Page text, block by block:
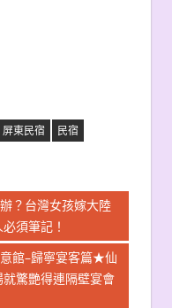
屏東民宿
民宿
？台灣女孩嫁大陸
須筆記！
館–歸寧宴客篇★仙
驚艷得連隔壁宴會